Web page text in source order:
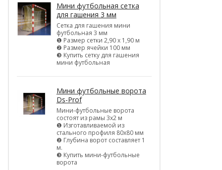
Мини футбольная сетка
для гашения 3 мм
Сетка для гашения мини
футбольная 3 мм
❶ Размер сетки 2,90 х 1,90 м
❷ Размер ячейки 100 мм
❸ Купить сетку для гашения
мини футбольная
Мини футбольные ворота
Ds-Prof
Мини-футбольные ворота
состоят из рамы 3х2 м
❶ Изготавливаемой из
стального профиля 80х80 мм
❷ Глубина ворот составляет 1
м.
❸ Купить мини-футбольные
ворота